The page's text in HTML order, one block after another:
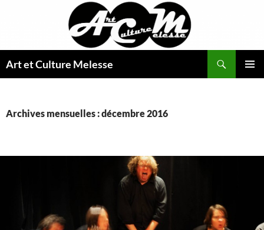
Art et Culture Melesse
Archives mensuelles : décembre 2016